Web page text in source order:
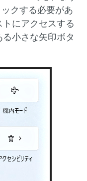
クする必要があ
トにアクセスする
小さな矢印ボタ